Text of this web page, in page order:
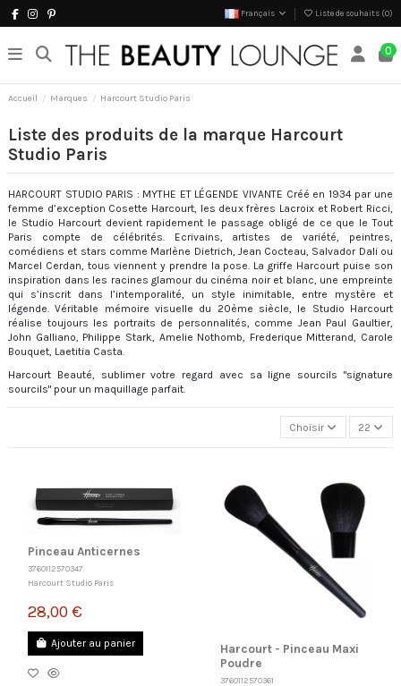
Français Liste de souhaits (0)
0
Accueil Marques Harcourt Studio Paris
Liste des produits de la marque Harcourt
Studio Paris
HARCOURT STUDIO PARIS : MYTHE ET LÉGENDE VIVANTE Créé en 1934 par une
femme d’exception Cosette Harcourt, les deux frères Lacroix et Robert Ricci,
le Studio Harcourt devient rapidement le passage obligé de ce que le Tout
Paris compte de célébrités. Ecrivains, artistes de variété, peintres,
comédiens et stars comme Marlène Dietrich, Jean Cocteau, Salvador Dali ou
Marcel Cerdan, tous viennent y prendre la pose. La griffe Harcourt puise son
inspiration dans les racines glamour du cinéma noir et blanc, une empreinte
qui s’inscrit dans l’intemporalité, un style inimitable, entre mystère et
légende. Véritable mémoire visuelle du 20ème siècle, le Studio Harcourt
réalise toujours les portraits de personnalités, comme Jean Paul Gaultier,
John Galliano, Philippe Stark, Amelie Nothomb, Frederique Mitterand, Carole
Bouquet, Laetitia Casta.
Harcourt Beauté, sublimer votre regard avec sa ligne sourcils "signature
sourcils" pour un maquillage parfait.
Choisir 22
Pinceau Anticernes
3760112570347
Harcourt Studio Paris
28,00 €
Ajouter au panier
Harcourt - Pinceau Maxi
Poudre
3760112570361